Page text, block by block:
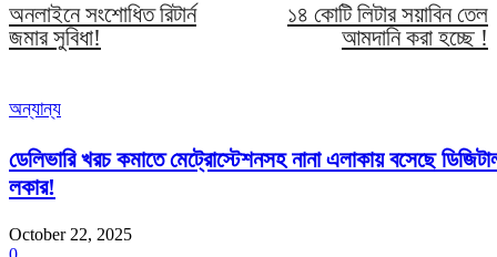
অনলাইনে সংশোধিত রিটার্ন
জমার সুবিধা!
১৪ কোটি লিটার সয়াবিন তেল
আমদানি করা হচ্ছে !
অন্যান্য
ডেলিভারি খরচ কমাতে মেট্রোস্টেশনসহ নানা এলাকায় বসেছে
লকার!
October 22, 2025